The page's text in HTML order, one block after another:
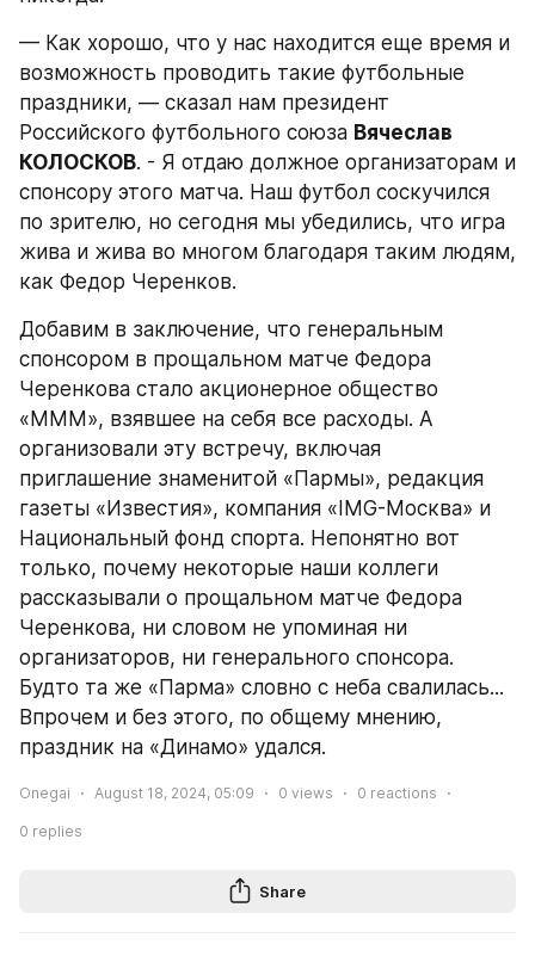
— Как хорошо, что у нас находится еще время и
возможность проводить такие футбольные
праздники, — сказал нам президент
Российского футбольного союза Вячеслав
КОЛОСКОВ. - Я отдаю должное организаторам и
спонсору этого матча. Наш футбол соскучился
по зрителю, но сегодня мы убедились, что игра
жива и жива во многом благодаря таким людям,
как Федор Черенков.
Добавим в заключение, что генеральным
спонсором в прощальном матче Федора
Черенкова стало акционерное общество
«МММ», взявшее на себя все расходы. А
организовали эту встречу, включая
приглашение знаменитой «Пармы», редакция
газеты «Известия», компания «IMG-Москва» и
Национальный фонд спорта. Непонятно вот
только, почему некоторые наши коллеги
рассказывали о прощальном матче Федора
Черенкова, ни словом не упоминая ни
организаторов, ни генерального спонсора.
Будто та же «Парма» словно с неба свалилась...
Впрочем и без этого, по общему мнению,
праздник на «Динамо» удался.
Onegai August 18, 2024, 05:09 0 views 0 reactions
0 replies
Share